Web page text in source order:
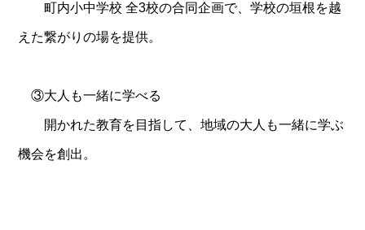
町内小中学校 全3校の合同企画で、学校の垣根を越
えた繋がりの場を提供。
③大人も一緒に学べる
開かれた教育を目指して、地域の大人も一緒に学ぶ
機会を創出。